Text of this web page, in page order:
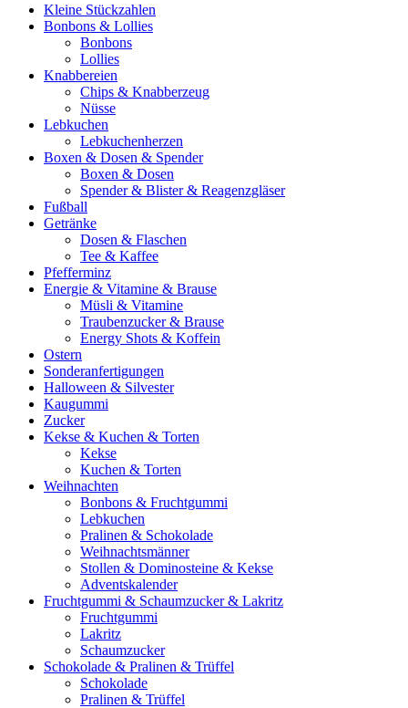
Kleine Stückzahlen
Bonbons & Lollies
Bonbons
Lollies
Knabbereien
Chips & Knabberzeug
Nüsse
Lebkuchen
Lebkuchenherzen
Boxen & Dosen & Spender
Boxen & Dosen
Spender & Blister & Reagenzgläser
Fußball
Getränke
Dosen & Flaschen
Tee & Kaffee
Pfefferminz
Energie & Vitamine & Brause
Müsli & Vitamine
Traubenzucker & Brause
Energy Shots & Koffein
Ostern
Sonderanfertigungen
Halloween & Silvester
Kaugummi
Zucker
Kekse & Kuchen & Torten
Kekse
Kuchen & Torten
Weihnachten
Bonbons & Fruchtgummi
Lebkuchen
Pralinen & Schokolade
Weihnachtsmänner
Stollen & Dominosteine & Kekse
Adventskalender
Fruchtgummi & Schaumzucker & Lakritz
Fruchtgummi
Lakritz
Schaumzucker
Schokolade & Pralinen & Trüffel
Schokolade
Pralinen & Trüffel